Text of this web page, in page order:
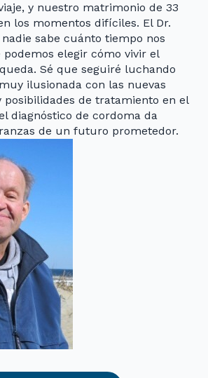
y nuestro matrimonio de 33
los momentos difíciles. El Dr.
sabe cuánto tiempo nos
elegir cómo vivir el
Sé que seguiré luchando
ilusionada con las nuevas
posibilidades de tratamiento en el
diagnóstico de cordoma da
de un futuro prometedor.